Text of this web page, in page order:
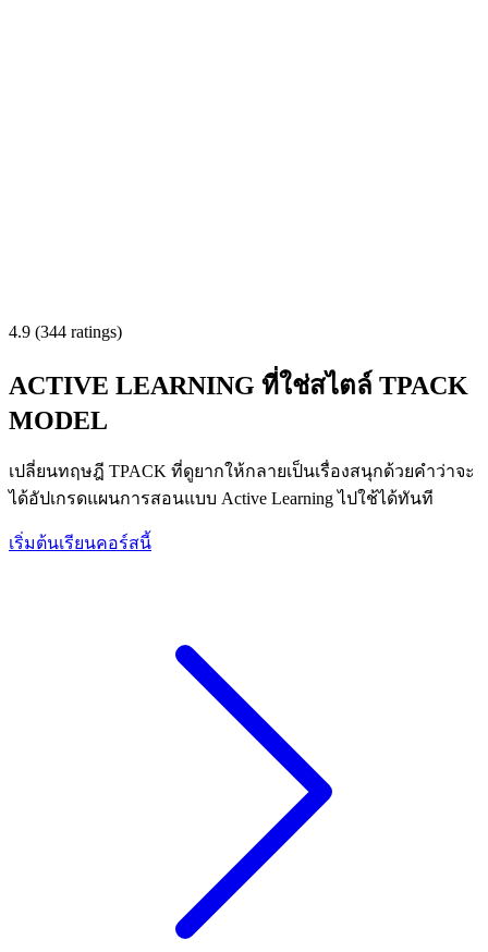
4.9 (344 ratings)
ACTIVE LEARNING ที่ใช่สไตล์ TPACK
MODEL
เปลี่ยนทฤษฎี TPACK ที่ดูยากให้กลายเป็นเรื่องสนุกด้วยคำว่าจะ
ได้อัปเกรดแผนการสอนแบบ Active Learning ไปใช้ได้ทันที
เริ่มต้นเรียนคอร์สนี้